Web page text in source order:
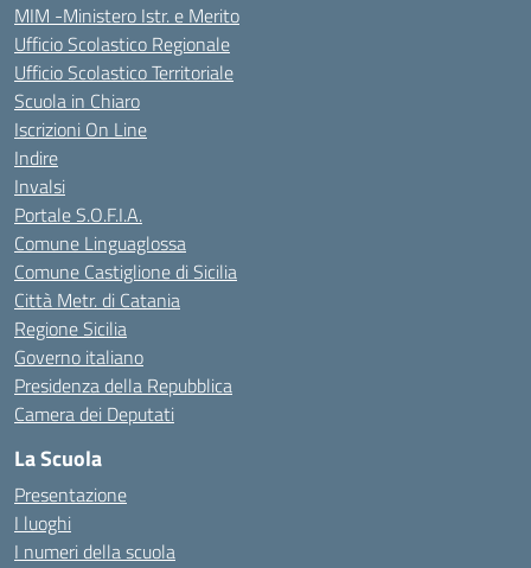
MIM -Ministero Istr. e Merito
Ufficio Scolastico Regionale
Ufficio Scolastico Territoriale
Scuola in Chiaro
Iscrizioni On Line
Indire
Invalsi
Portale S.O.F.I.A.
Comune Linguaglossa
Comune Castiglione di Sicilia
Città Metr. di Catania
Regione Sicilia
Governo italiano
Presidenza della Repubblica
Camera dei Deputati
La Scuola
Presentazione
I luoghi
I numeri della scuola